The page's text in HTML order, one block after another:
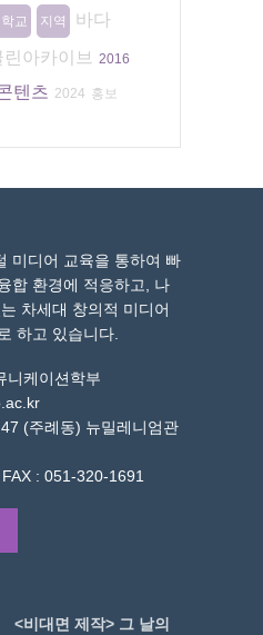
교 지역
바다
린아카이브 2016
텐츠 2024 홍보
미디어 교육을 통하여 빠
합 환경에 적응하고, 나
차세대 창의적 미디어
하고 있습니다.
니케이션학부
(주례동) 뉴밀레니엄관
: 051-320-1691
<비대면 제작> 그 날의